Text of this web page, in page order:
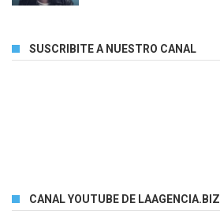
SUSCRIBITE A NUESTRO CANAL
CANAL YOUTUBE DE LAAGENCIA.BIZ